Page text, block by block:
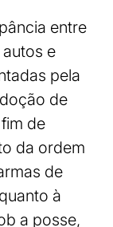
entre
e
pela
de
de
da ordem
de
à
a posse,